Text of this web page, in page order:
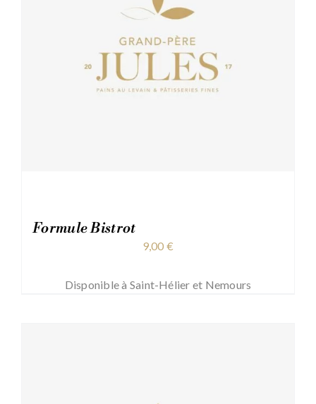
Formule Bistrot
9,00 €
Disponible à Saint-Hélier et Nemours